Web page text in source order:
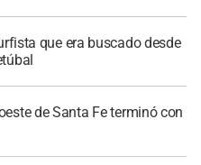
que era buscado desde
de Santa Fe terminó con